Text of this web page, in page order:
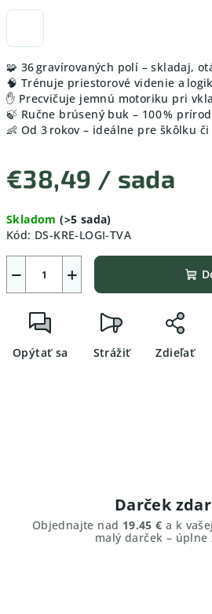
🧩 36 gravírovaných polí – skladaj,
🧠 Trénuje priestorové videnie a
✋ Precvičuje jemnú motoriku pri
🍃 Ručne brúsený buk – 100 %
👶 Od 3 rokov – ideálne pre škôlku
€38,49 / sada
cena:
Skladom(>5 sada)
Kód: DS-KRE-LOGI-TVA
+
−
Opýtať sa Strážiť Zdieľať
Darček
Objednajte nad 19.45 € a k
malý darček – úplne